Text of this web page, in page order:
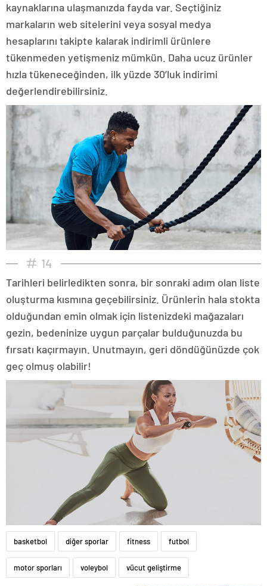
kaynaklarına ulaşmanızda fayda var. Seçtiğiniz
markaların web sitelerini veya sosyal medya
hesaplarını takipte kalarak indirimli ürünlere
tükenmeden yetişmeniz mümkün. Daha ucuz ürünler
hızla tükeneceğinden, ilk yüzde 30’luk indirimi
değerlendirebilirsiniz.
14
Tarihleri belirledikten sonra, bir sonraki adım olan liste
oluşturma kısmına geçebilirsiniz. Ürünlerin hala stokta
olduğundan emin olmak için listenizdeki mağazaları
gezin, bedeninize uygun parçalar bulduğunuzda bu
fırsatı kaçırmayın. Unutmayın, geri döndüğünüzde çok
geç olmuş olabilir!
basketbol diğer sporlar fitness futbol
motor sporları voleybol vücut geliştirme